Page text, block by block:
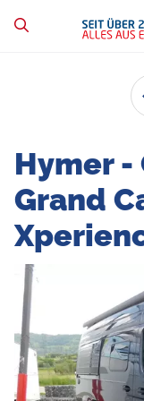
Hymer -
Grand